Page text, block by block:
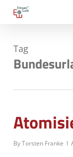
Skip
content
Tag
ByTorsten Franke